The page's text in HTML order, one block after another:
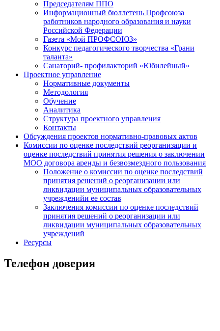
Председателям ППО
Информационный бюллетень Профсоюза
работников народного образования и науки
Российской Федерации
Газета «Мой ПРОФСОЮЗ»
Конкурс педагогического творчества «Грани
таланта»
Санаторий- профилакторий «Юбилейный»
Проектное управление
Нормативные документы
Методология
Обучение
Аналитика
Структура проектного управления
Контакты
Обсуждения проектов нормативно-правовых актов
Комиссии по оценке последствий реорганизации и
оценке последствий принятия решения о заключении
МОО договора аренды и безвозмездного пользования
Положение о комиссии по оценке последствий
принятия решений о реорганизации или
ликвидации муниципальных образовательных
учрежденийи ее состав
Заключения комиссии по оценке последствий
принятия решений о реорганизации или
ликвидации муниципальных образовательных
учреждений
Ресурсы
Телефон доверия